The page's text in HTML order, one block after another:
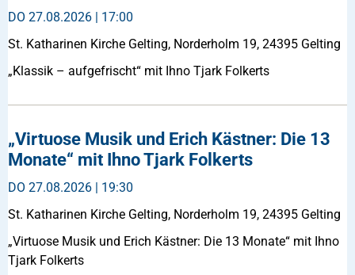
DO 27.08.2026 | 17:00
St. Katharinen Kirche Gelting, Norderholm 19, 24395 Gelting
„Klassik – aufgefrischt“ mit Ihno Tjark Folkerts
„Virtuose Musik und Erich Kästner: Die 13
Monate“ mit Ihno Tjark Folkerts
DO 27.08.2026 | 19:30
St. Katharinen Kirche Gelting, Norderholm 19, 24395 Gelting
„Virtuose Musik und Erich Kästner: Die 13 Monate“ mit Ihno
Tjark Folkerts